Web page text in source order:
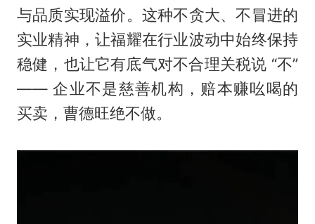
与品质实现溢价。这种不贪大、不冒进的
实业精神，让福耀在行业波动中始终保持
稳健，也让它有底气对不合理关税说 “不”
—— 企业不是慈善机构，赔本赚吆喝的
买卖，曹德旺绝不做。